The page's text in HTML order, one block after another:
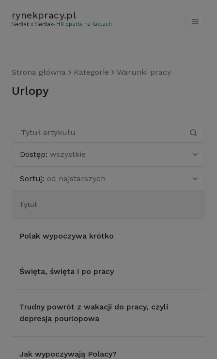
rynekpracy.pl
- HR oparty na faktach
Strona główna Kategorie Warunki pracy
urlopy
Dostęp: wszystkie
Sortuj: od najstarszych
Tytuł
Polak wypoczywa krótko
Święta, święta i po pracy
Trudny powrót z wakacji do pracy, czyli
depresja pourlopowa
Jak wypoczywają Polacy?